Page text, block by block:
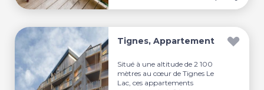
Tignes, Appartement
Situé à une altitude de 2 100
mètres au cœur de Tignes Le
Lac, ces appartements